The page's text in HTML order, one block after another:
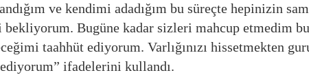
ve kendimi adadığım bu süreçte hepinizin
Bugüne kadar sizleri mahcup etmedim
taahhüt ediyorum. Varlığınızı hissetmekten
ifadelerini kullandı.